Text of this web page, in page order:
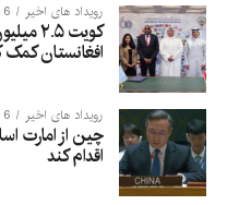
رویداد های اخیر 6 ساعت ago
کویت
افغانستان کمک
رویداد های اخیر 6 ساعت ago
چین از امارت
اقدام کند